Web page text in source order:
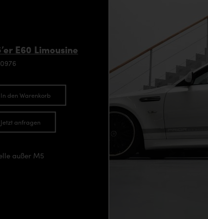
E60 Limousine
In den Warenkorb
Jetzt anfragen
außer M5